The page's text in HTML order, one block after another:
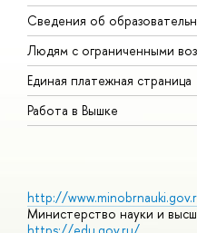
Сведения об
Людям с ограниченными
Единая платежная страница
Работа в Вышке
http://
Министерство науки и